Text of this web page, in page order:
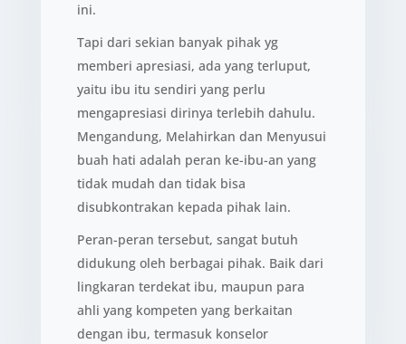
ini.
Tapi dari sekian banyak pihak yg
memberi apresiasi, ada yang terluput,
yaitu ibu itu sendiri yang perlu
mengapresiasi dirinya terlebih dahulu.
Mengandung, Melahirkan dan Menyusui
buah hati adalah peran ke-ibu-an yang
tidak mudah dan tidak bisa
disubkontrakan kepada pihak lain.
Peran-peran tersebut, sangat butuh
didukung oleh berbagai pihak. Baik dari
lingkaran terdekat ibu, maupun para
ahli yang kompeten yang berkaitan
dengan ibu, termasuk konselor